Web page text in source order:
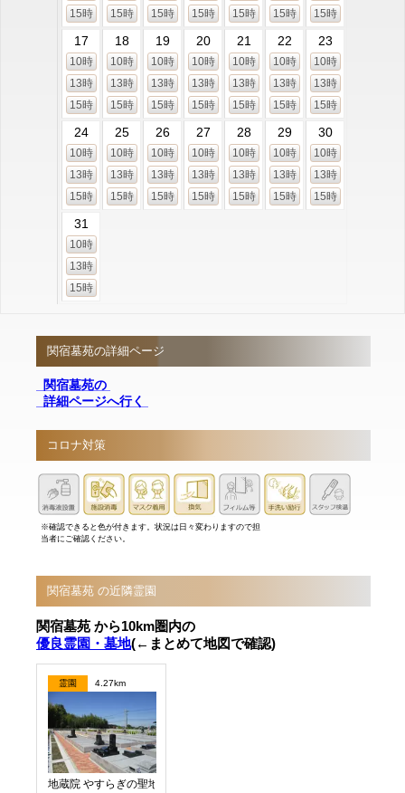
15時
15時
15時
15時
15時
15時
15時
17
10時
13時
15時
18
10時
13時
15時
19
10時
13時
15時
20
10時
13時
15時
21
10時
13時
15時
22
10時
13時
15時
23
10時
13時
15時
24
10時
13時
15時
25
10時
13時
15時
26
10時
13時
15時
27
10時
13時
15時
28
10時
13時
15時
29
10時
13時
15時
30
10時
13時
15時
31
10時
13時
15時
関宿墓苑の詳細ページ
関宿墓苑の
詳細ページへ行く
コロナ対策
※確認できると色が付きます。状況は日々変わりますので担
当者にご確認ください。
関宿墓苑 の近隣霊園
関宿墓苑 から10km圏内の
優良霊園・墓地(←まとめて地図で確認)
霊園 4.27km
地蔵院 やすらぎの聖地